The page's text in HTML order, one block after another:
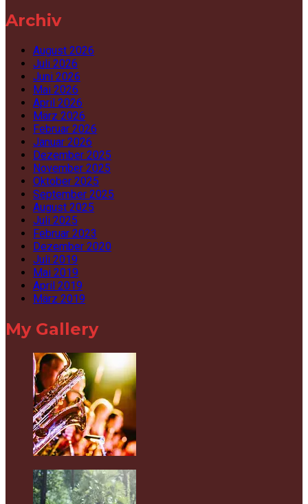
Archiv
August 2026
Juli 2026
Juni 2026
Mai 2026
April 2026
März 2026
Februar 2026
Januar 2026
Dezember 2025
November 2025
Oktober 2025
September 2025
August 2025
Juli 2025
Februar 2023
Dezember 2020
Juli 2019
Mai 2019
April 2019
März 2019
My Gallery